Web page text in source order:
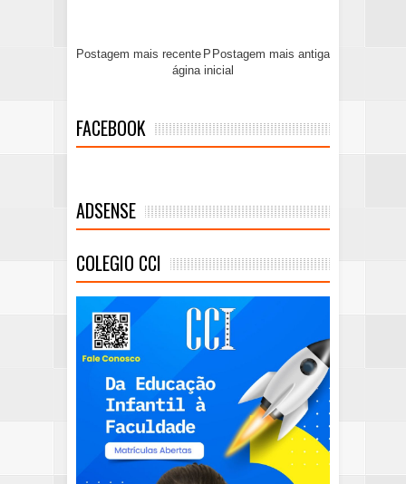
Postagem mais recente Postagem mais antiga
P
ágina inicial
FACEBOOK
ADSENSE
COLEGIO CCI